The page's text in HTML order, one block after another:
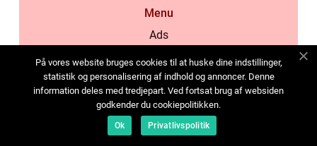
Menu
Ads
Cookies
Contact
Sitemap
På vores website bruges cookies til at huske dine indstillinger,
statistik og personalisering af indhold og annoncer. Denne
information deles med tredjepart. Ved fortsat brug af websiden
godkender du cookiepolitikken.
Ok Privatlivspolitik